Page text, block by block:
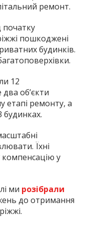
ремонт.
початку
пошкоджені
будинків.
12
об’єкти
етапі ремонту, а
Їхні
у
ми розібрали
до отримання